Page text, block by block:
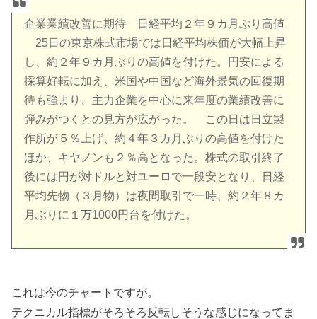
企業業績改善に期待 日経平均２年９カ月ぶり高値
25日の東京株式市場では日経平均株価が大幅上昇
し、約２年９カ月ぶりの高値を付けた。円安による
採算好転に加え、米国や中国など海外景気の回復期
待も強まり、主力企業を中心に来年度の業績改善に
弾みがつくとの見方が広がった。 この日は日立製
作所が５％上げ、約４年３カ月ぶりの高値を付けた
ほか、キヤノンも２％高となった。株式の取引終了
後には円が対ドルと対ユーロで一段安となり、日経
平均先物（３月物）は夜間取引で一時、約２年８カ
月ぶりに１万1000円台を付けた。
これは今のチャートですが。
テクニカル指標がそろそろ反転しそうな感じになってま